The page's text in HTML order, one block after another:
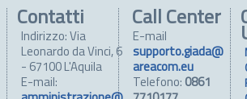
Contatti
Indirizzo: Via
Leonardo da Vinci, 6
- 67100 L'Aquila
E-mail:
Call Center
E-mail
supporto.giada@
areacom.eu
Telefono: 0861